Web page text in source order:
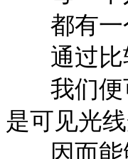
都有一
通过比
我们便可
是可见光线
因而能